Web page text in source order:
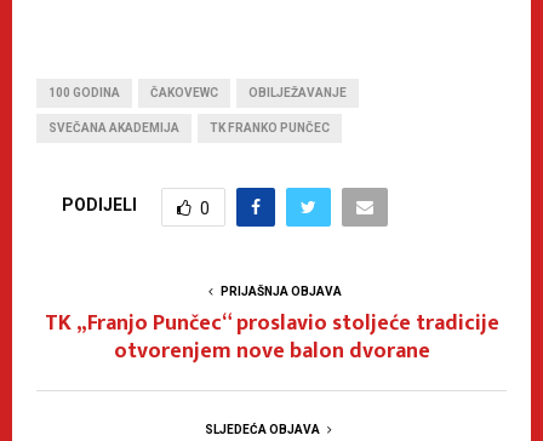
100 GODINA ČAKOVEWC OBILJEŽAVANJE
SVEČANA AKADEMIJA TK FRANKO PUNČEC
PODIJELI 0
PRIJAŠNJA OBJAVA
TK „Franjo Punčec“ proslavio stoljeće tradicije
otvorenjem nove balon dvorane
SLJEDEĆA OBJAVA